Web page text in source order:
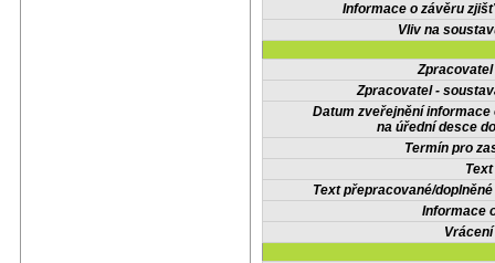
Informace o závěru
Vliv na
Zpracovatel -
Datum zveřejnění informace
na úřední desce
Termín pro
Text přepracované/
Informace